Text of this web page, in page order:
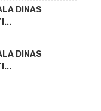
DINAS
DINAS